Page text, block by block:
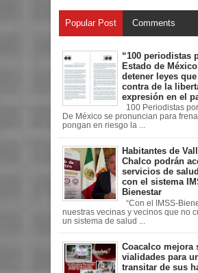
Popular Post Comments
“100 periodistas
Estado de
detener leyes
contra de la
expresión en el
100 Periodistas
De México se pronuncian para
pongan en riesgo la ...
Habitantes de
Chalco podrán
servicios de
con el sistema
Bienestar
“Con el IMSS-
nuestras vecinas y vecinos que no
un sistema de salud ...
Coacalco mejora
vialidades para
transitar de sus